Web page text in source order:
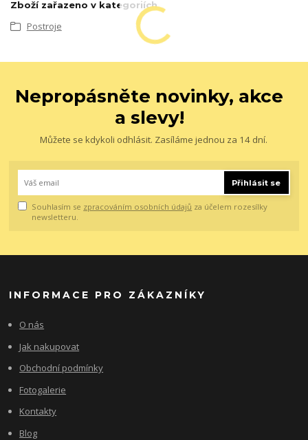
Zboží zařazeno v kategoriích
Postroje
Nepropásněte novinky, akce
a slevy!
Můžete se kdykoli odhlásit. Zasíláme jednou za 14 dní.
Přihlásit se
Souhlasím se zpracováním osobních údajů za účelem rozesílky
newsletteru.
INFORMACE PRO ZÁKAZNÍKY
O nás
Jak nakupovat
Obchodní podmínky
Fotogalerie
Kontakty
Blog